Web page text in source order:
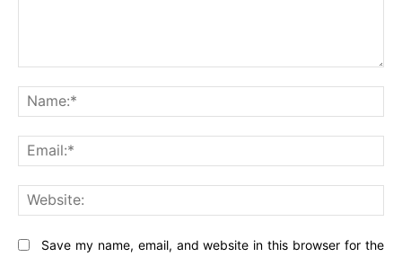
Save my name, email, and website in this browser for the